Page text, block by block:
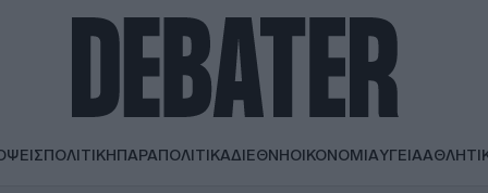
ΠΟΛΙΤΙΚΗΠΑΡΑΠΟΛΙΤΙΚΑΔΙΕΘΝΗΟΙΚΟΝΟΜΙΑΥΓΕΙΑ